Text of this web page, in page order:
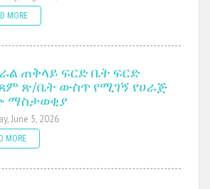
MORE
ጠቅላይ ፍርድ ቤት ፍርድ
ጽ/ቤት ውስጥ የሚገኝ የሀራጅ
ማስታወቂያ
June 5, 2026
MORE